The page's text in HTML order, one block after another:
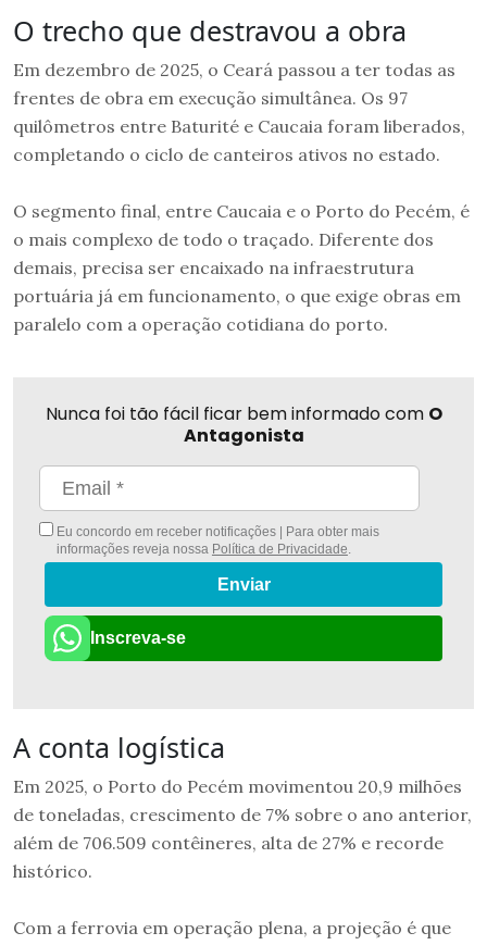
O trecho que destravou a obra
Em dezembro de 2025, o Ceará passou a ter todas as
frentes de obra em execução simultânea. Os 97
quilômetros entre Baturité e Caucaia foram liberados,
completando o ciclo de canteiros ativos no estado.
O segmento final, entre Caucaia e o Porto do Pecém, é
o mais complexo de todo o traçado. Diferente dos
demais, precisa ser encaixado na infraestrutura
portuária já em funcionamento, o que exige obras em
paralelo com a operação cotidiana do porto.
Nunca foi tão fácil ficar bem informado com O
Antagonista
Eu concordo em receber notificações | Para obter mais
informações reveja nossa Política de Privacidade.
Enviar
Inscreva-se
A conta logística
Em 2025, o Porto do Pecém movimentou 20,9 milhões
de toneladas, crescimento de 7% sobre o ano anterior,
além de 706.509 contêineres, alta de 27% e recorde
histórico.
Com a ferrovia em operação plena, a projeção é que